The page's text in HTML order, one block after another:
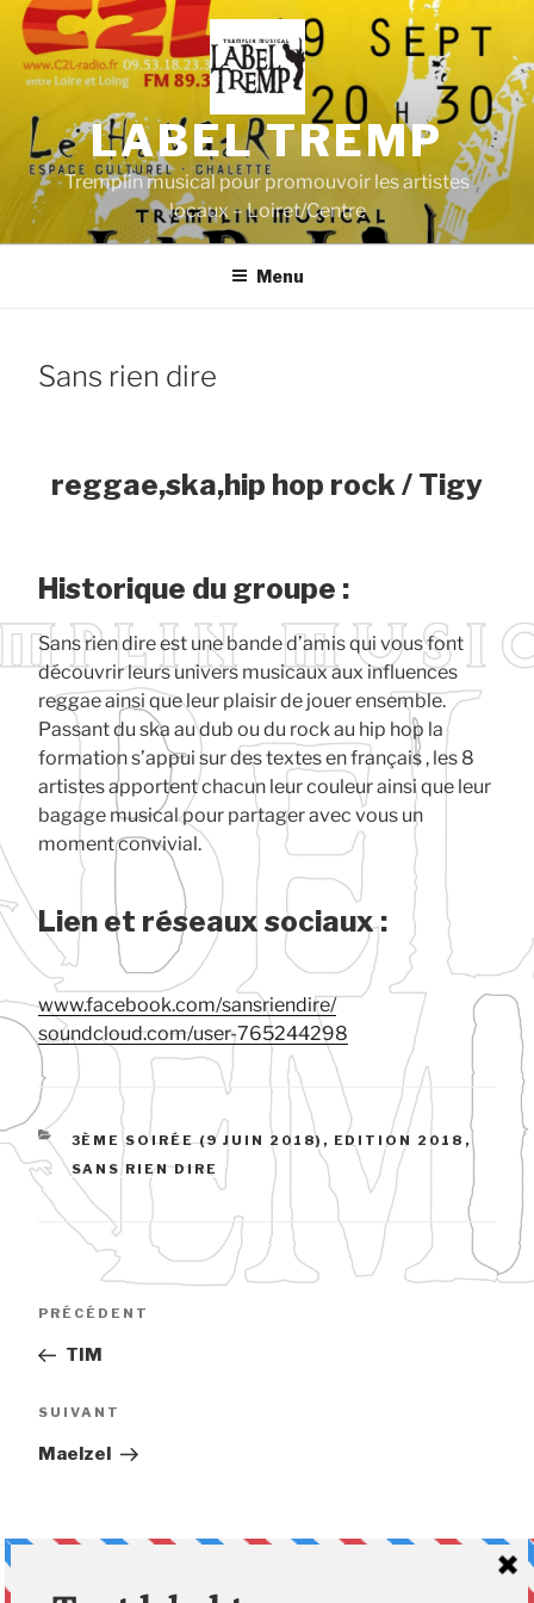
Aller
contenu
LABEL TREMP
Tremplin musical pour promouvoir les artistes
locaux – Loiret/Centre
Menu
Sans rien dire
reggae,ska,hip hop rock / Tigy
Historique du groupe :
Sans rien dire est une bande d’amis qui vous font
découvrir leurs univers musicaux aux influences
reggae ainsi que leur plaisir de jouer ensemble.
Passant du ska au dub ou du rock au hip hop la
formation s’appui sur des textes en français , les 8
artistes apportent chacun leur couleur ainsi que leur
bagage musical pour partager avec vous un
moment convivial.
Lien et réseaux sociaux :
www.facebook.com/sansriendire/
soundcloud.com/user-765244298
CATÉGORIES
3ÈME SOIRÉE (9 JUIN 2018) , EDITION 2018 ,
SANS RIEN DIRE
l’article
Article
PRÉCÉDENT
TIM
Article
SUIVANT
Maelzel